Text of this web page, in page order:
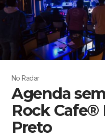
No Radar
Agenda
Rock Cafe®
Preto